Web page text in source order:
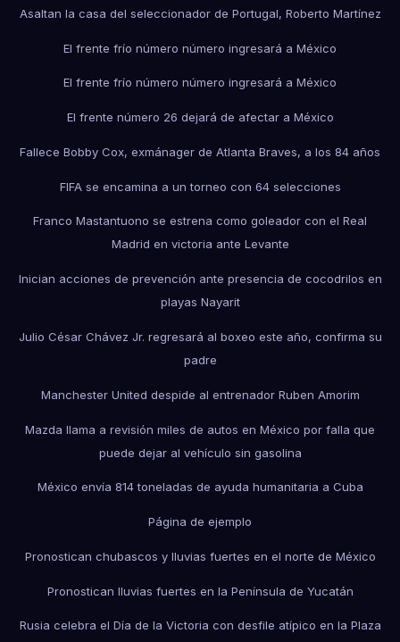
Asaltan la casa del seleccionador de Portugal, Roberto Martínez
El frente frío número número ingresará a México
El frente frío número número ingresará a México
El frente número 26 dejará de afectar a México
Fallece Bobby Cox, exmánager de Atlanta Braves, a los 84 años
FIFA se encamina a un torneo con 64 selecciones
Franco Mastantuono se estrena como goleador con el Real
Madrid en victoria ante Levante
Inician acciones de prevención ante presencia de cocodrilos en
playas Nayarit
Julio César Chávez Jr. regresará al boxeo este año, confirma su
padre
Manchester United despide al entrenador Ruben Amorim
Mazda llama a revisión miles de autos en México por falla que
puede dejar al vehículo sin gasolina
México envía 814 toneladas de ayuda humanitaria a Cuba
Página de ejemplo
Pronostican chubascos y lluvias fuertes en el norte de México
Pronostican lluvias fuertes en la Península de Yucatán
Rusia celebra el Día de la Victoria con desfile atípico en la Plaza